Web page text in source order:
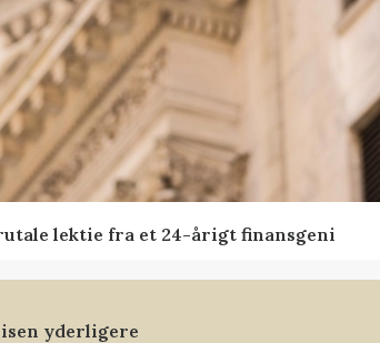
lektie fra et 24-årigt finansgeni
yderligere